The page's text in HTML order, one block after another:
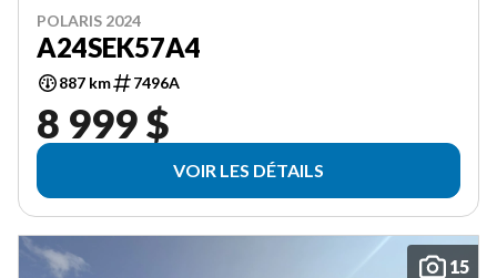
POLARIS 2024
A24SEK57A4
887 km 7496A
8 999 $
VOIR LES DÉTAILS
15